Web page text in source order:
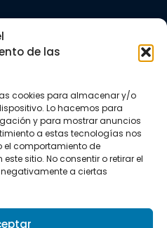
de las
cookies para almacenar y/o
Lo hacemos para
y para mostrar anuncios
a estas tecnologías nos
el comportamiento de
sitio. No consentir o retirar el
a ciertas
de privacidad